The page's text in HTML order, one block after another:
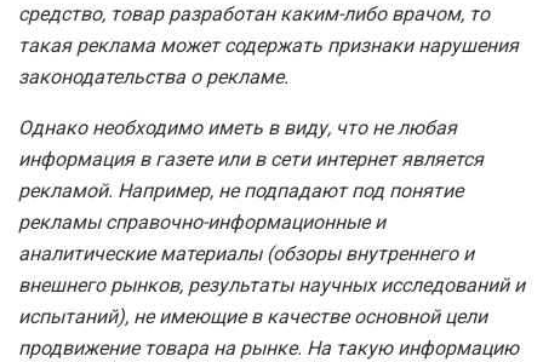
средство, товар разработан каким-либо врачом, то
такая реклама может содержать признаки нарушения
законодательства о рекламе.
Однако необходимо иметь в виду, что не любая
информация в газете или в сети интернет является
рекламой. Например, не подпадают под понятие
рекламы справочно-информационные и
аналитические материалы (обзоры внутреннего и
внешнего рынков, результаты научных исследований и
испытаний), не имеющие в качестве основной цели
продвижение товара на рынке. На такую информацию